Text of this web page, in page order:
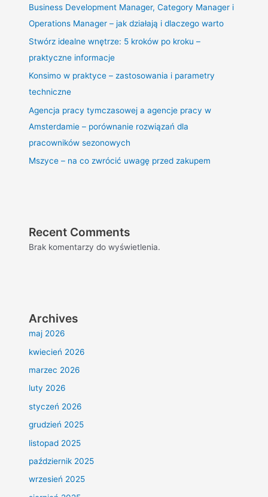
Business Development Manager, Category Manager i
Operations Manager – jak działają i dlaczego warto
Stwórz idealne wnętrze: 5 kroków po kroku –
praktyczne informacje
Konsimo w praktyce – zastosowania i parametry
techniczne
Agencja pracy tymczasowej a agencje pracy w
Amsterdamie – porównanie rozwiązań dla
pracowników sezonowych
Mszyce – na co zwrócić uwagę przed zakupem
Recent Comments
Brak komentarzy do wyświetlenia.
Archives
maj 2026
kwiecień 2026
marzec 2026
luty 2026
styczeń 2026
grudzień 2025
listopad 2025
październik 2025
wrzesień 2025